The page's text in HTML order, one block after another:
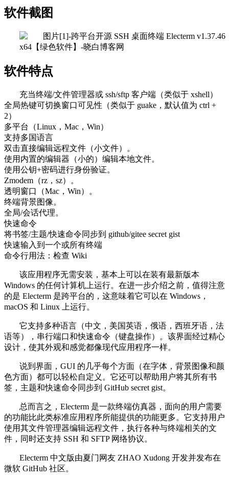
软件截图
软件特点
充当终端/文件管理器或 ssh/sftp 客户端（类似于 xshell）
全局热键可切换窗口可见性（类似于 guake，默认值为 ctrl +
2）
多平台（Linux，Mac，Win）
支持多国语言
双击直接编辑远程文件（小文件）。
使用内置的编辑器（小的）编辑本地文件。
使用公钥+密码进行身份验证。
Zmodem（rz，sz）。
透明窗口（Mac，Win）。
终端背景图像。
全局/会话代理。
快速命令
将书签/主题/快速命令同步到 github/gitee secret gist
快速输入到一个或所有终端
命令行用法：检查 Wiki
该应用程序无需安装，基本上可以在装有最新版本
Windows 的任何计算机上运行。在进一步介绍之前，值得注意
的是 Electerm 是跨平台的，这意味着它可以在 Windows，
macOS 和 Linux 上运行。
它支持多种语言（中文，美国英语，俄语，西班牙语，法
语等），串行端口和快速命令（键盘操作）。该界面经过精心
设计，使其外观和感觉都像现代应用程序一样。
说到界面，GUI 的几乎每个方面（在字体，背景图像和颜
色方面）都可以轻松自定义。它还可以帮助用户将其所有书
签，主题和快速命令同步到 GitHub secret gist。
总而言之，Electerm 是一款终端仿真器，面向的用户需要
的功能比此类标准应用程序所能提供的功能更多。它支持用户
使用其文件管理器编辑远程文件，执行各种与终端相关的文
件，同时还支持 SSH 和 SFTP 网络协议。
Electerm 中文版由夏门网友 ZHAO Xudong 开发并发布在
微软 GitHub 社区。